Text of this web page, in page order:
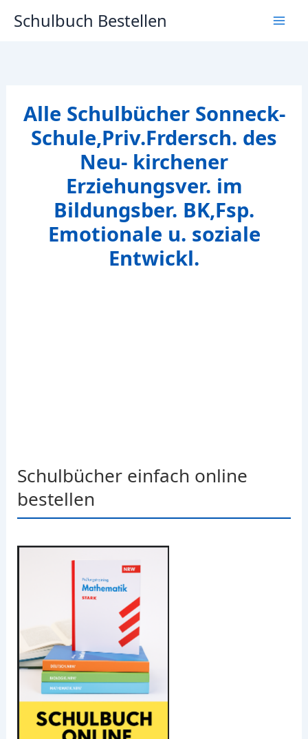
InhaltSchulbuch Bestellen
Alle Schulbücher Sonneck-
Schule,Priv.Frdersch. des
Neu- kirchener
Erziehungsver. im
Bildungsber. BK,Fsp.
Emotionale u. soziale
Entwickl.
Schulbücher einfach online
bestellen